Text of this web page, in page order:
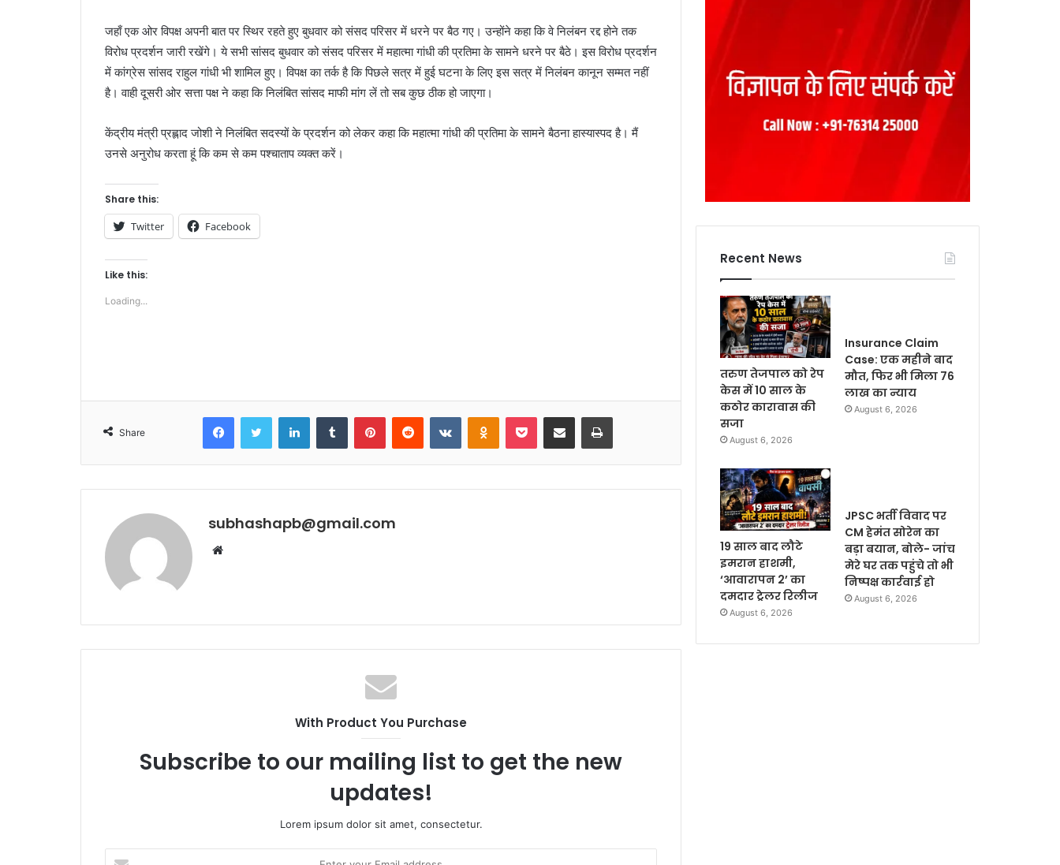
जहाँ एक ओर विपक्ष अपनी बात पर स्थिर रहते हुए बुधवार को संसद परिसर में धरने पर बैठ गए। उन्होंने कहा कि वे निलंबन रद्द होने तक
विरोध प्रदर्शन जारी रखेंगे। ये सभी सांसद बुधवार को संसद परिसर में महात्मा गांधी की प्रतिमा के सामने धरने पर बैठे। इस विरोध प्रदर्शन
में कांग्रेस सांसद राहुल गांधी भी शामिल हुए। विपक्ष का तर्क है कि पिछले सत्र में हुई घटना के लिए इस सत्र में निलंबन कानून सम्मत नहीं
है। वाही दूसरी ओर सत्ता पक्ष ने कहा कि निलंबित सांसद माफी मांग लें तो सब कुछ ठीक हो जाएगा।
केंद्रीय मंत्री प्रह्लाद जोशी ने निलंबित सदस्यों के प्रदर्शन को लेकर कहा कि महात्मा गांधी की प्रतिमा के सामने बैठना हास्यास्पद है। मैं
उनसे अनुरोध करता हूं कि कम से कम पश्चाताप व्यक्त करें।
Share this:
Twitter Facebook
Like this:
Loading...
Share
FacebookTwitter LinkedInTumblr PinterestReddit VKontakteOdnoklassniki
Pocket Share via Email Print
subhashapb@gmail.com
Website
With Product You Purchase
Subscribe to our mailing list to get the new
updates!
Lorem ipsum dolor sit amet, consectetur.
Recent News
तरुण तेजपाल को रेप
केस में 10 साल के
कठोर कारावास की
सजा
August 6, 2026
Insurance Claim
Case: एक महीने बाद
मौत, फिर भी मिला 76
लाख का न्याय
August 6, 2026
19 साल बाद लौटे
इमरान हाशमी,
‘आवारापन 2’ का
दमदार ट्रेलर रिलीज
August 6, 2026
JPSC भर्ती विवाद पर
CM हेमंत सोरेन का
बड़ा बयान, बोले- जांच
मेरे घर तक पहुंचे तो भी
निष्पक्ष कार्रवाई हो
August 6, 2026